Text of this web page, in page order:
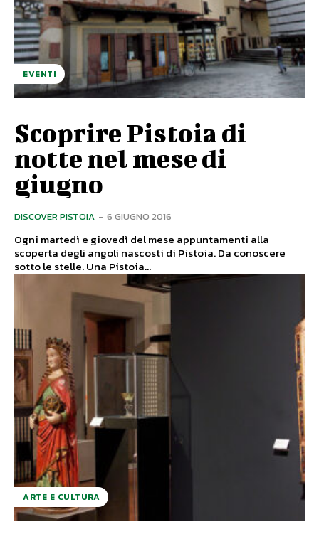
EVENTI
Scoprire Pistoia di
notte nel mese di
giugno
DISCOVER PISTOIA - 6 GIUGNO 2016
Ogni martedì e giovedì del mese appuntamenti alla
scoperta degli angoli nascosti di Pistoia. Da conoscere
sotto le stelle. Una Pistoia...
ARTE E CULTURA